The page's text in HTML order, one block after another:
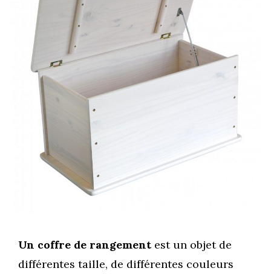
Un coffre de rangement est un objet de
différentes taille, de différentes couleurs